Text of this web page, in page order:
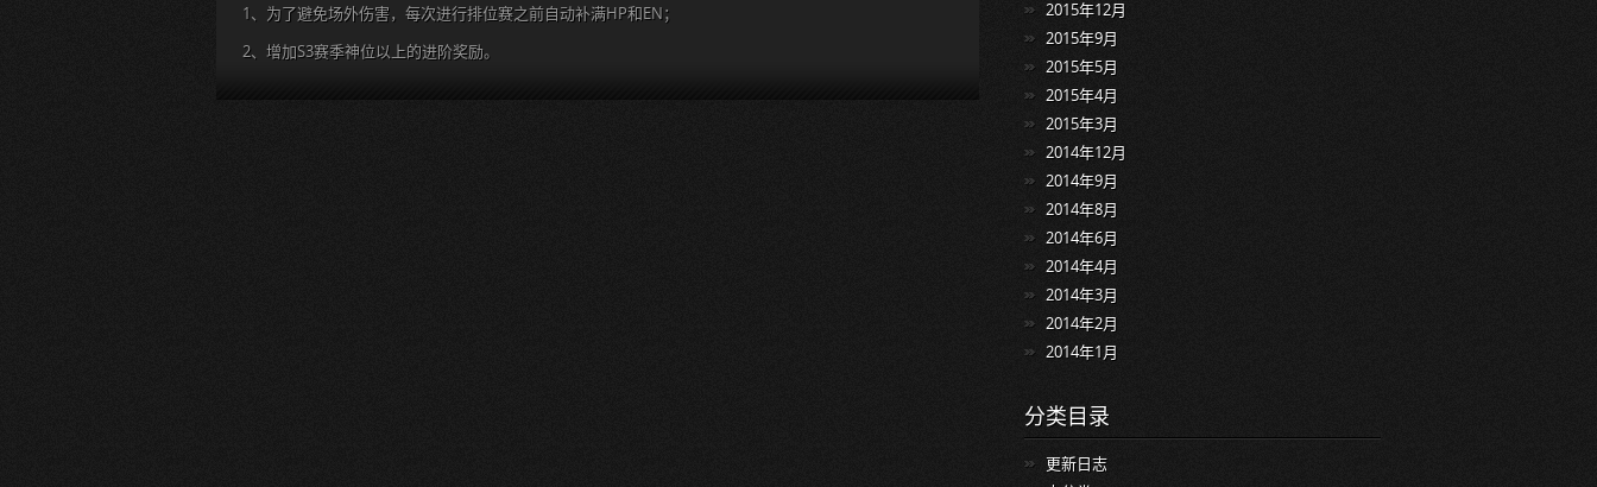
1、为了避免场外伤害，每次进行排位赛之前自动补满HP和EN；
2、增加S3赛季神位以上的进阶奖励。
2015年12月
2015年9月
2015年5月
2015年4月
2015年3月
2014年12月
2014年9月
2014年8月
2014年6月
2014年4月
2014年3月
2014年2月
2014年1月
分类目录
更新日志